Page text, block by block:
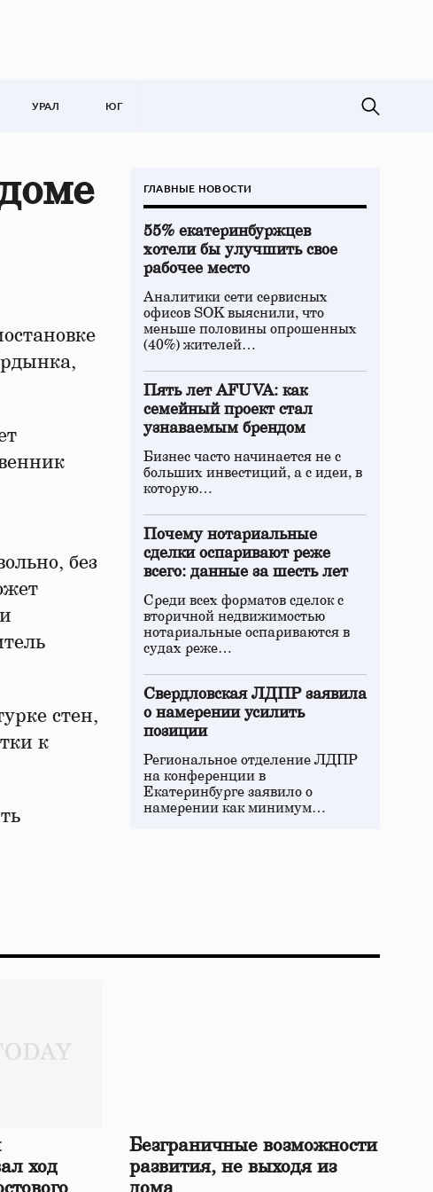
УРАЛ ЮГ
без
стен,
к
ГЛАВНЫЕ НОВОСТИ
55% екатеринбуржцев
хотели бы улучшить свое
рабочее место
Аналитики сети сервисных
офисов SOK выяснили, что
меньше половины опрошенных
(40%) жителей…
Пять лет AFUVA: как
семейный проект стал
узнаваемым брендом
Бизнес часто начинается не с
больших инвестиций, а с идеи, в
которую…
Почему нотариальные
сделки оспаривают реже
всего: данные за шесть лет
Среди всех форматов сделок с
вторичной недвижимостью
нотариальные оспариваются в
судах реже…
Свердловская ЛДПР заявила
о намерении усилить
позиции
Региональное отделение ЛДПР
на конференции в
Екатеринбурге заявило о
намерении как минимум…
ход
Безграничные возможности
развития, не выходя из
дома